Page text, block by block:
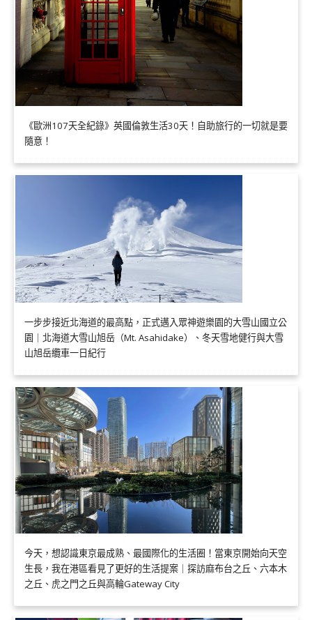
《歐洲107天全紀錄》英國倫敦生活30天！自助旅行的一切就是要
隨意！
一步步接近北海道的最高點，正式邁入眾神遊樂園的大雪山國立公
園｜北海道大雪山旭岳（Mt. Asahidake）、冬天雪地健行與大雪
山旭岳纜車一日紀行
今天，想認識東京最成熟、最國際化的生活圈！當東京開始向天空
生長，我在港區看見了更好的生活提案｜探訪麻布台之丘、六本木
之丘、虎之門之丘與高輪Gateway City